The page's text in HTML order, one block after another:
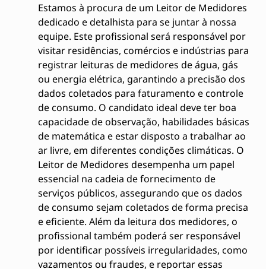
Estamos à procura de um Leitor de Medidores
dedicado e detalhista para se juntar à nossa
equipe. Este profissional será responsável por
visitar residências, comércios e indústrias para
registrar leituras de medidores de água, gás
ou energia elétrica, garantindo a precisão dos
dados coletados para faturamento e controle
de consumo. O candidato ideal deve ter boa
capacidade de observação, habilidades básicas
de matemática e estar disposto a trabalhar ao
ar livre, em diferentes condições climáticas. O
Leitor de Medidores desempenha um papel
essencial na cadeia de fornecimento de
serviços públicos, assegurando que os dados
de consumo sejam coletados de forma precisa
e eficiente. Além da leitura dos medidores, o
profissional também poderá ser responsável
por identificar possíveis irregularidades, como
vazamentos ou fraudes, e reportar essas